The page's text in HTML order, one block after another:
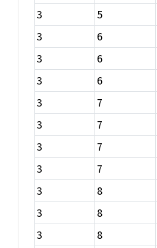
3
5
3
6
3
6
3
6
3
7
3
7
3
7
3
7
3
8
3
8
3
8